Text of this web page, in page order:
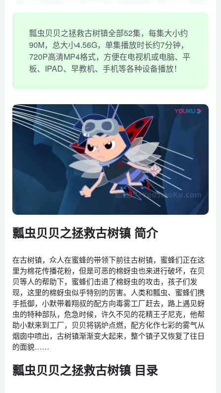
瓢虫贝贝之拯救古树镇全部52集，每集大小约
90M，总大小4.56G，单集播放时长约7分钟，
720P高清MP4格式，方便在电视机或电脑、平
板、IPAD、早教机、手机等各种设备播放！
瓢虫贝贝之拯救古树镇 简介
在古树镇，众人在蜜蜂的带领下前往古树镇，蜜蜂们正在这
里为棉花传播花粉，但是可恶的棉蚜虫也来进行破坏，在贝
贝等人的帮助下，蜜蜂们击退了棉蚜虫的攻击，孩子们发
现，这里的棉蚜虫似乎特别的厉害。人类和瓢虫、蜜蜂们携
手抵御，小默带着翔叔的配方向毒雾工厂赶去，路上遇见蚜
虫的特种部队，危急时候，许久不见的花精王子尼克，他帮
助小默来到工厂，贝贝将锅炉点燃，配方化作七彩的雾气从
烟囱中喷出，古树镇渐渐变大起来，整个镇子又恢复了往日
的面貌……
瓢虫贝贝之拯救古树镇 目录